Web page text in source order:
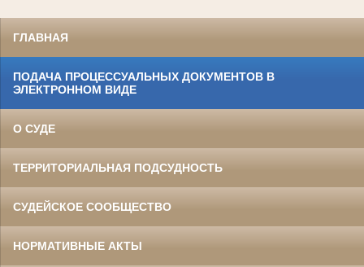
ГЛАВНАЯ
ПОДАЧА ПРОЦЕССУАЛЬНЫХ ДОКУМЕНТОВ В
ЭЛЕКТРОННОМ ВИДЕ
О СУДЕ
ТЕРРИТОРИАЛЬНАЯ ПОДСУДНОСТЬ
СУДЕЙСКОЕ СООБЩЕСТВО
НОРМАТИВНЫЕ АКТЫ